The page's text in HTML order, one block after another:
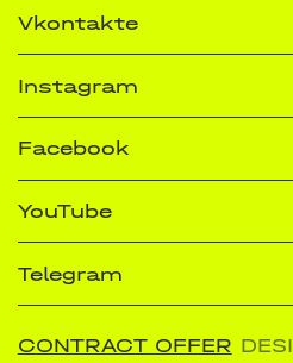
Vkontakte
Instagram
Facebook
YouTube
Telegram
CONTRACT OFFER